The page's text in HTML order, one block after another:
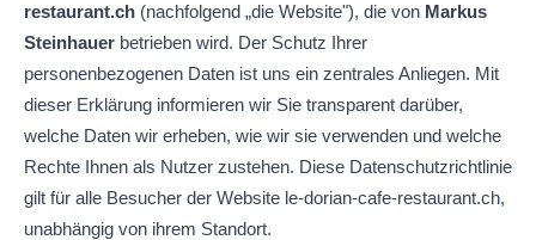
restaurant.ch (nachfolgend „die Website"), die von Markus
Steinhauer betrieben wird. Der Schutz Ihrer
personenbezogenen Daten ist uns ein zentrales Anliegen. Mit
dieser Erklärung informieren wir Sie transparent darüber,
welche Daten wir erheben, wie wir sie verwenden und welche
Rechte Ihnen als Nutzer zustehen. Diese Datenschutzrichtlinie
gilt für alle Besucher der Website le-dorian-cafe-restaurant.ch,
unabhängig von ihrem Standort.